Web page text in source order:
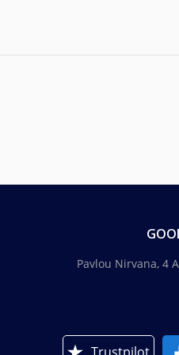
Pavlou Nirvana, 4
Trustpilot